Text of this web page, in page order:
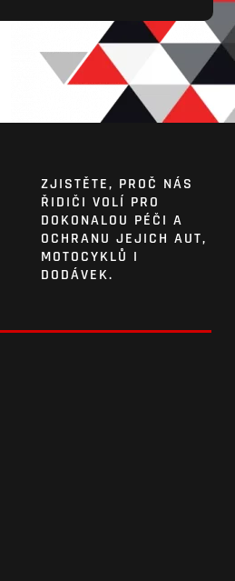
ZJISTĚTE, PROČ NÁS
ŘIDIČI VOLÍ PRO
DOKONALOU PÉČI A
OCHRANU JEJICH AUT,
MOTOCYKLŮ I
DODÁVEK.